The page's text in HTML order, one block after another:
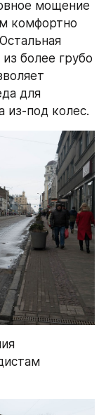
мощение
комфортно
более грубо
для
из-под колес.